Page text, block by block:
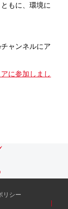
もに、環境に
ャンネルにア
に参加しまし
リシー